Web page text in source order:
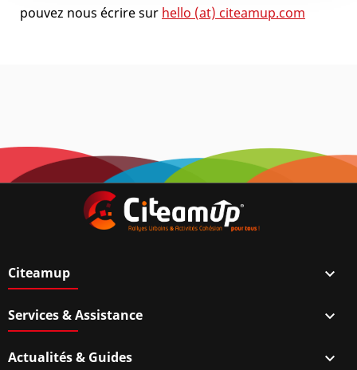
pouvez nous écrire sur hello (at) citeamup.com
Citeamup 
Services & Assistance 
Actualités & Guides 